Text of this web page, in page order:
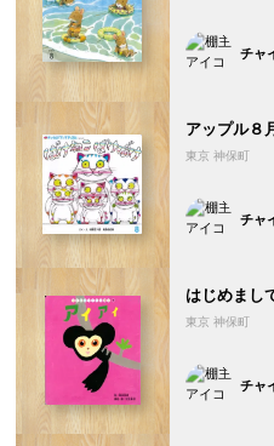
チャ
アップル８
東京 神保町
チャ
はじめまし
東京 神保町
チャ